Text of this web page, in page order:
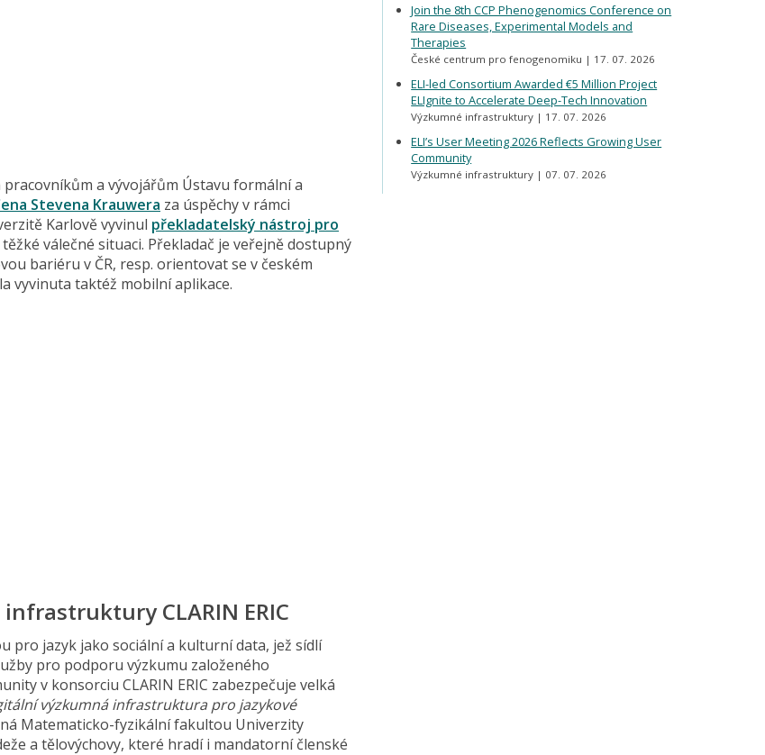
a vývojářům Ústavu formální a
Stevena Krauwera za úspěchy v rámci
Karlově vyvinul překladatelský nástroj pro
válečné situaci. Překladač je veřejně dostupný
bariéru v ČR, resp. orientovat se v českém
vyvinuta taktéž mobilní aplikace.
CLARIN ERIC
pro jazyk jako sociální a kulturní data, jež sídlí
pro podporu výzkumu založeného
v konsorciu CLARIN ERIC zabezpečuje velká
výzkumná infrastruktura pro jazykové
Matematicko-fyzikální fakultou Univerzity
a tělovýchovy, které hradí i mandatorní členské
Join the 8th CCP Phenogenomics Conference on
Rare Diseases, Experimental Models and
Therapies
České centrum pro fenogenomiku 17. 07. 2026
ELI-led Consortium Awarded €5 Million Project
ELIgnite to Accelerate Deep-Tech Innovation
Výzkumné infrastruktury 17. 07. 2026
ELI’s User Meeting 2026 Reflects Growing User
Community
Výzkumné infrastruktury 07. 07. 2026